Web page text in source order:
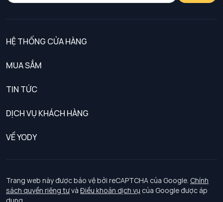
HỆ THỐNG CỬA HÀNG
MUA SẮM
TIN TỨC
DỊCH VỤ KHÁCH HÀNG
Chính sách khách hàng thân thiết
Chính sách bảo vệ dữ liệu cá nhân
Chính sách thanh toán, giao nhận
VỀ YODY
Tuyển dụng
Trang web này được bảo vệ bởi reCAPTCHA của Google. Chính
sách quyền riêng tưvà Điều khoản dịch vụ của Google được áp